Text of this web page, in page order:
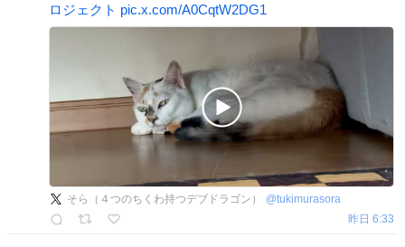
ロジェクト pic.x.com/A0CqtW2DG1
そら（４つのちくわ持つデブドラゴン） @tukimurasora
昨日 6:33